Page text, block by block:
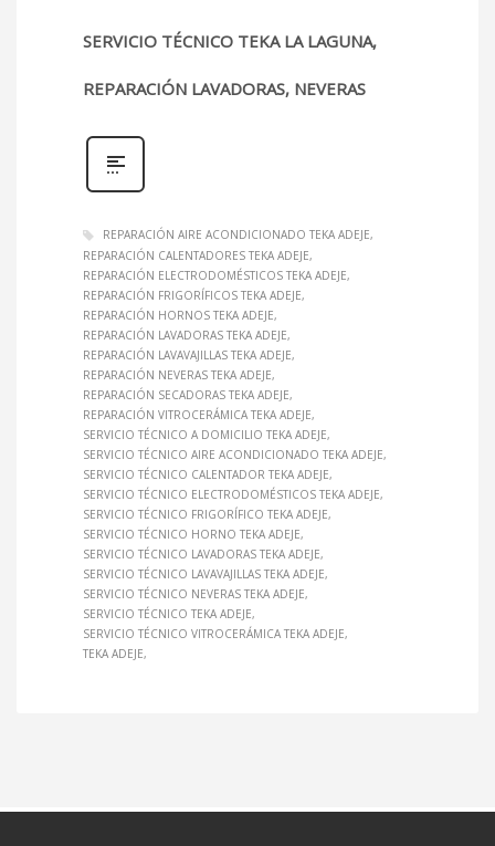
SERVICIO TÉCNICO TEKA LA LAGUNA,
REPARACIÓN LAVADORAS, NEVERAS
REPARACIÓN AIRE ACONDICIONADO TEKA ADEJE
REPARACIÓN CALENTADORES TEKA ADEJE
REPARACIÓN ELECTRODOMÉSTICOS TEKA ADEJE
REPARACIÓN FRIGORÍFICOS TEKA ADEJE
REPARACIÓN HORNOS TEKA ADEJE
REPARACIÓN LAVADORAS TEKA ADEJE
REPARACIÓN LAVAVAJILLAS TEKA ADEJE
REPARACIÓN NEVERAS TEKA ADEJE
REPARACIÓN SECADORAS TEKA ADEJE
REPARACIÓN VITROCERÁMICA TEKA ADEJE
SERVICIO TÉCNICO A DOMICILIO TEKA ADEJE
SERVICIO TÉCNICO AIRE ACONDICIONADO TEKA ADEJE
SERVICIO TÉCNICO CALENTADOR TEKA ADEJE
SERVICIO TÉCNICO ELECTRODOMÉSTICOS TEKA ADEJE
SERVICIO TÉCNICO FRIGORÍFICO TEKA ADEJE
SERVICIO TÉCNICO HORNO TEKA ADEJE
SERVICIO TÉCNICO LAVADORAS TEKA ADEJE
SERVICIO TÉCNICO LAVAVAJILLAS TEKA ADEJE
SERVICIO TÉCNICO NEVERAS TEKA ADEJE
SERVICIO TÉCNICO TEKA ADEJE
SERVICIO TÉCNICO VITROCERÁMICA TEKA ADEJE
TEKA ADEJE